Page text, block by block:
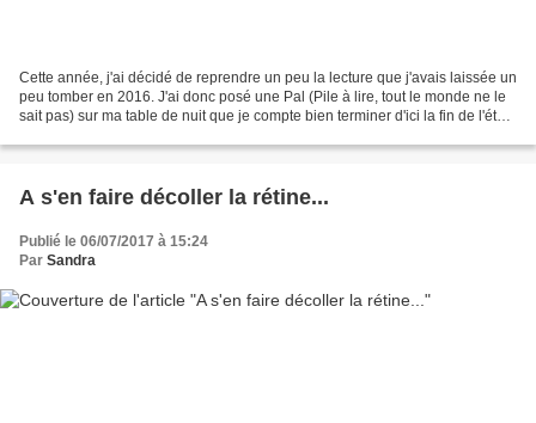
Cette année, j'ai décidé de reprendre un peu la lecture que j'avais laissée un
peu tomber en 2016. J'ai donc posé une Pal (Pile à lire, tout le monde ne le
sait pas) sur ma table de nuit que je compte bien terminer d'ici la fin de l'été
A s'en faire décoller la rétine...
Publié le 06/07/2017 à 15:24
Par Sandra